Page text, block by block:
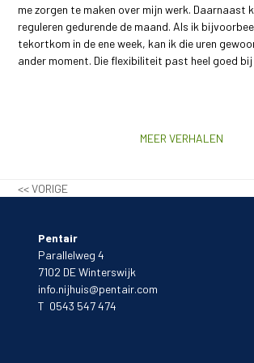
me zorgen te maken over mijn werk. Daarnaast
reguleren gedurende de maand. Als ik
tekortkom in de ene week, kan ik die uren
ander moment. Die flexibiliteit past heel goed bij
MEER VERHALEN
<< VORIGE
Pentair
Parallelweg 4
7102 DE Winterswijk
info.nijhuis@pentair.com
T 0543 547 474